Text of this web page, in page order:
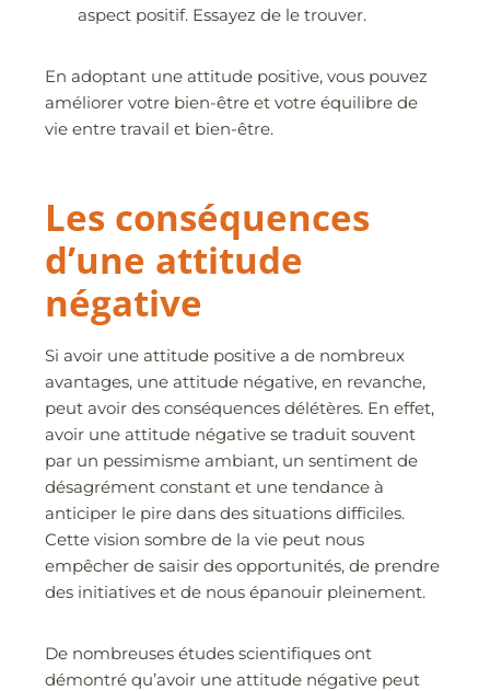
aspect positif. Essayez de le trouver.
En adoptant une attitude positive, vous pouvez
améliorer votre bien-être et votre équilibre de
vie entre travail et bien-être.
Les conséquences
d’une attitude
négative
Si avoir une attitude positive a de nombreux
avantages, une attitude négative, en revanche,
peut avoir des conséquences délétères. En effet,
avoir une attitude négative se traduit souvent
par un pessimisme ambiant, un sentiment de
désagrément constant et une tendance à
anticiper le pire dans des situations difficiles.
Cette vision sombre de la vie peut nous
empêcher de saisir des opportunités, de prendre
des initiatives et de nous épanouir pleinement.
De nombreuses études scientifiques ont
démontré qu’avoir une attitude négative peut